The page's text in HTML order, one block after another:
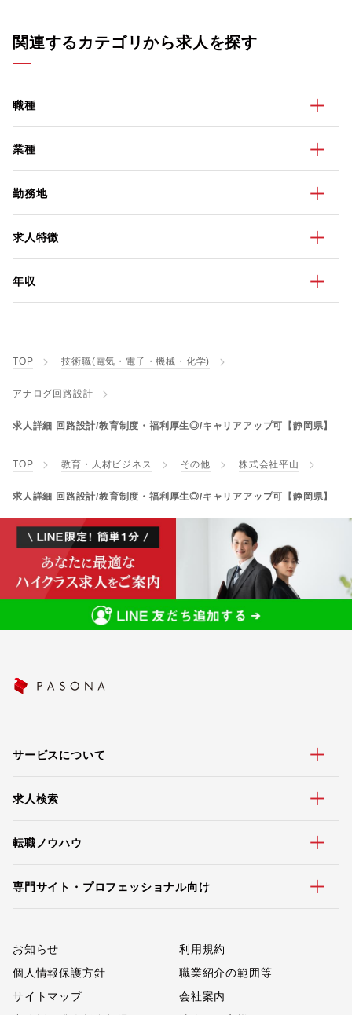
関連するカテゴリから求人を探す
職種
業種
勤務地
求人特徴
年収
TOP 技術職(電気・電子・機械・化学)
アナログ回路設計
求人詳細 回路設計/教育制度・福利厚生◎/キャリアアップ可【静岡県】
TOP 教育・人材ビジネス その他 株式会社平山
求人詳細 回路設計/教育制度・福利厚生◎/キャリアアップ可【静岡県】
サービスについて
求人検索
転職ノウハウ
専門サイト・プロフェッショナル向け
お知らせ
利用規約
個人情報保護方針
職業紹介の範囲等
サイトマップ
会社案内